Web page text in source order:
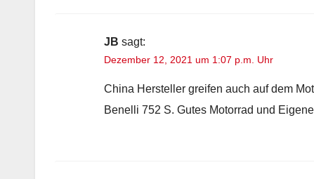
JB sagt:
Dezember 12, 2021 um 1:07 p.m. Uhr
China Hersteller greifen auch auf dem
Benelli 752 S. Gutes Motorrad und